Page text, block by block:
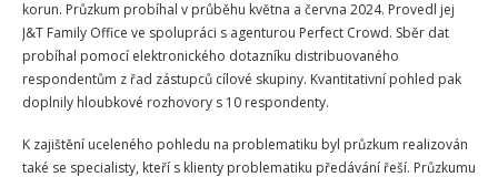
korun. Průzkum probíhal v průběhu května a června 2024. Provedl jej
J&T Family Office ve spolupráci s agenturou Perfect Crowd. Sběr dat
probíhal pomocí elektronického dotazníku distribuovaného
respondentům z řad zástupců cílové skupiny. Kvantitativní pohled pak
doplnily hloubkové rozhovory s 10 respondenty.
K zajištění uceleného pohledu na problematiku byl průzkum realizován
také se specialisty, kteří s klienty problematiku předávání řeší. Průzkumu